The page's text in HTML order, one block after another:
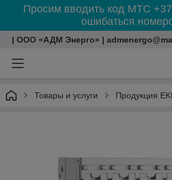
Просим вводить код МТС
ошибаться
| ООО «АДМ Энерго» |
Товары и услуги Продукция